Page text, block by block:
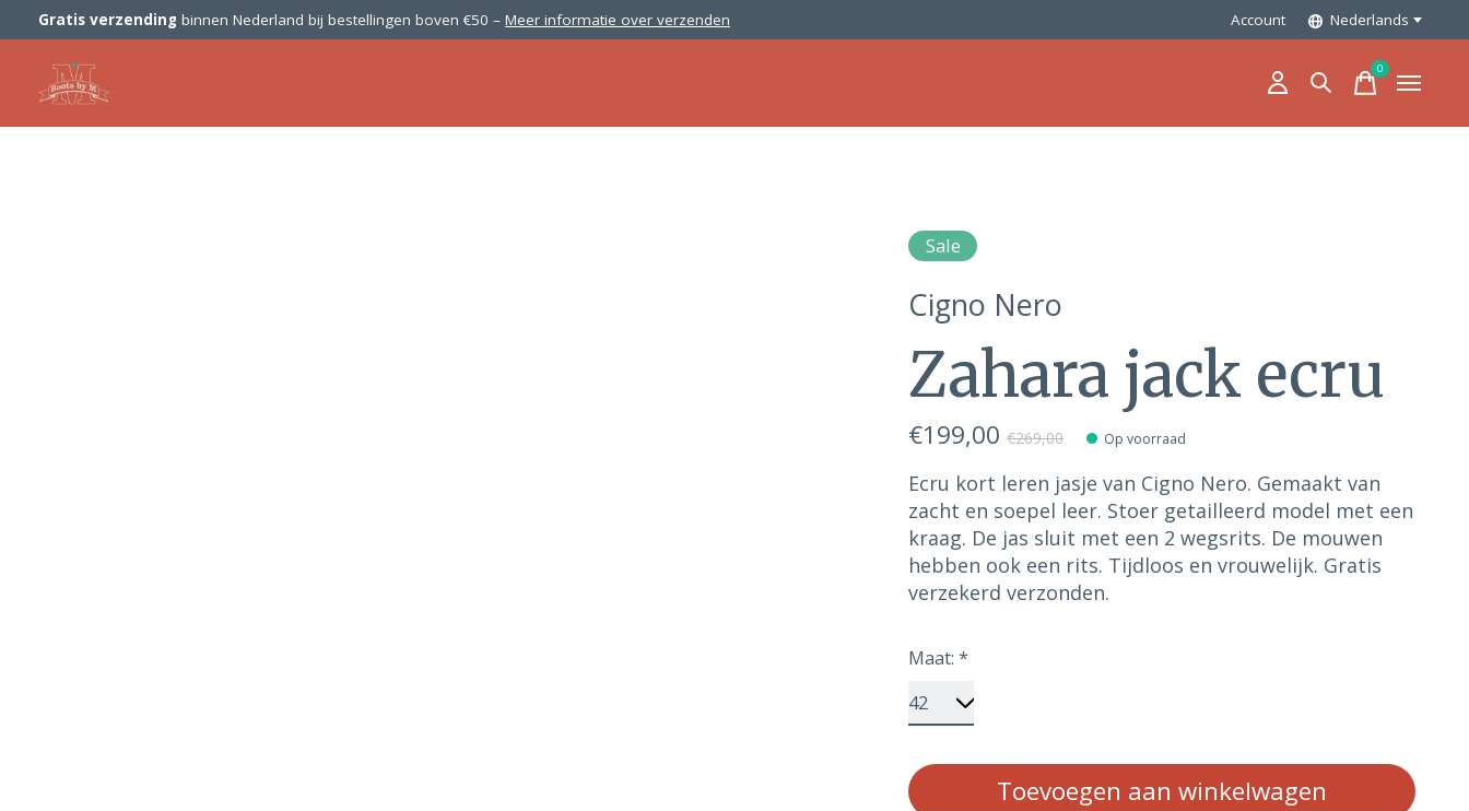
Gratis verzending binnen Nederland bij bestellingen boven €50 – Meer informatie over verzenden Account Nederlands
0items
Sale
Cigno Nero
Zahara jack ecru
€199,00€269,00 Op voorraad
Ecru kort leren jasje van Cigno Nero. Gemaakt van
zacht en soepel leer. Stoer getailleerd model met een
kraag. De jas sluit met een 2 wegsrits. De mouwen
hebben ook een rits. Tijdloos en vrouwelijk. Gratis
verzekerd verzonden.
Maat:*
Toevoegen aan winkelwagen